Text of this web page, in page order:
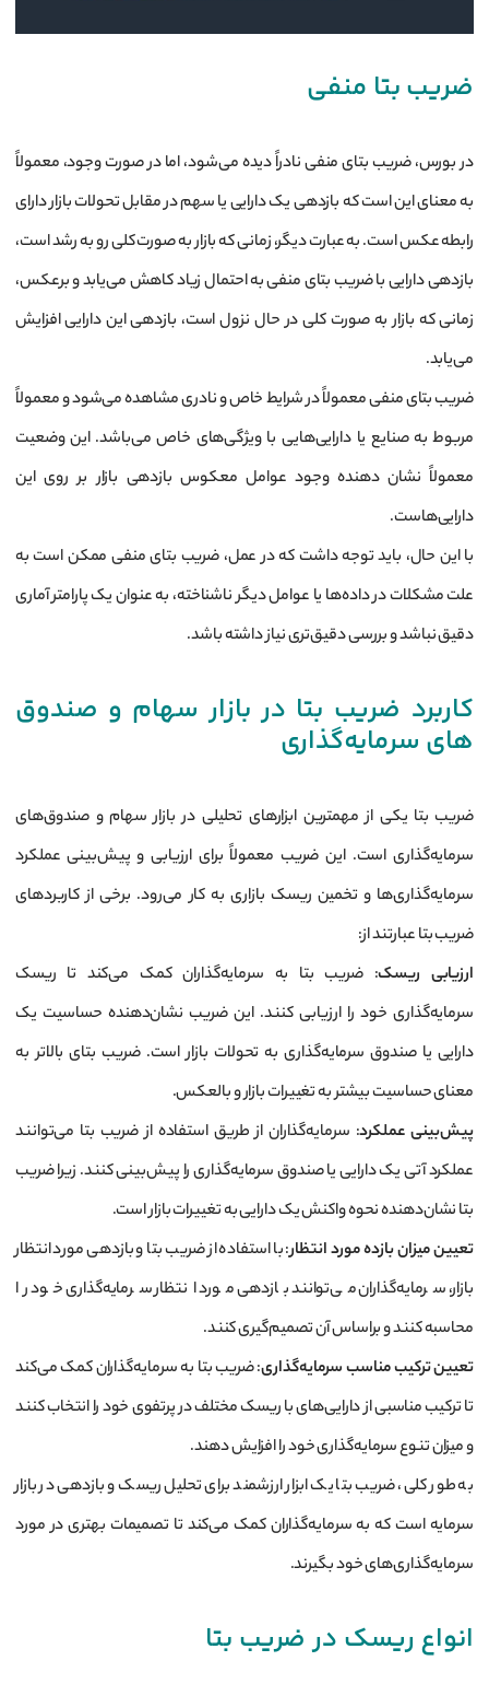
ضریب بتا منفی
در بورس، ضریب بتای منفی نادراً دیده می‌شود، اما در صورت وجود، معمولاً
به معنای این است که بازدهی یک دارایی یا سهم در مقابل تحولات بازار دارای
رابطه عکس است. به عبارت دیگر، زمانی که بازار به صورت کلی رو به رشد است،
بازدهی دارایی با ضریب بتای منفی به احتمال زیاد کاهش می‌یابد و برعکس،
زمانی که بازار به صورت کلی در حال نزول است، بازدهی این دارایی افزایش
می‌یابد.
ضریب بتای منفی معمولاً در شرایط خاص و نادری مشاهده می‌شود و معمولاً
مربوط به صنایع یا دارایی‌هایی با ویژگی‌های خاص می‌باشد. این وضعیت
معمولاً نشان دهنده وجود عوامل معکوس بازدهی بازار بر روی این
دارایی‌هاست.
با این حال، باید توجه داشت که در عمل، ضریب بتای منفی ممکن است به
علت مشکلات در داده‌ها یا عوامل دیگر ناشناخته، به عنوان یک پارامتر آماری
دقیق نباشد و بررسی دقیق‌تری نیاز داشته باشد.
کاربرد ضریب بتا در بازار سهام و صندوق­‌
های سرمایه‌­گذاری
ضریب بتا یکی از مهمترین ابزارهای تحلیلی در بازار سهام و صندوق‌های
سرمایه‌گذاری است. این ضریب معمولاً برای ارزیابی و پیش‌بینی عملکرد
سرمایه‌گذاری‌ها و تخمین ریسک بازاری به کار می‌رود. برخی از کاربردهای
ضریب بتا عبارتند از:
ارزیابی ریسک: ضریب بتا به سرمایه‌گذاران کمک می‌کند تا ریسک
سرمایه‌گذاری خود را ارزیابی کنند. این ضریب نشان‌دهنده حساسیت یک
دارایی یا صندوق سرمایه‌گذاری به تحولات بازار است. ضریب بتای بالاتر به
معنای حساسیت بیشتر به تغییرات بازار و بالعکس.
پیش‌بینی عملکرد: سرمایه‌گذاران از طریق استفاده از ضریب بتا می‌توانند
عملکرد آتی یک دارایی یا صندوق سرمایه‌گذاری را پیش‌بینی کنند. زیرا ضریب
بتا نشان‌دهنده نحوه واکنش یک دارایی به تغییرات بازار است.
تعیین میزان بازده مورد انتظار: با استفاده از ضریب بتا و بازدهی مورد انتظار
بازار، سرمایه‌گذاران می‌توانند بازدهی مورد انتظار سرمایه‌گذاری خود را
محاسبه کنند و براساس آن تصمیم‌گیری کنند.
تعیین ترکیب مناسب سرمایه‌گذاری: ضریب بتا به سرمایه‌گذاران کمک می‌کند
تا ترکیب مناسبی از دارایی‌های با ریسک مختلف در پرتفوی خود را انتخاب کنند
و میزان تنوع سرمایه‌گذاری خود را افزایش دهند.
به طور کلی، ضریب بتا یک ابزار ارزشمند برای تحلیل ریسک و بازدهی در بازار
سرمایه است که به سرمایه‌گذاران کمک می‌کند تا تصمیمات بهتری در مورد
سرمایه‌گذاری‌های خود بگیرند.
انواع ریسک در ضریب بتا